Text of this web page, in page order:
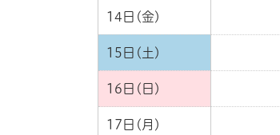
14日(金)
15日(土)
16日(日)
17日(月)